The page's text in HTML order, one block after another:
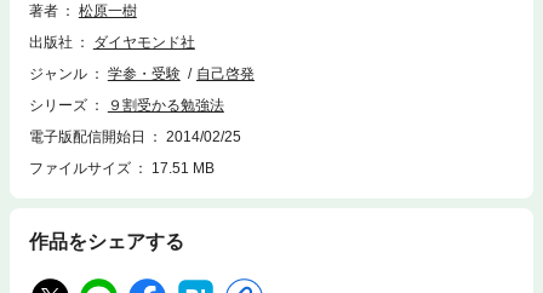
著者
松原一樹
出版社
ダイヤモンド社
ジャンル
学参・受験
自己啓発
シリーズ
９割受かる勉強法
電子版配信開始日
2014/02/25
ファイルサイズ
17.51 MB
作品をシェアする